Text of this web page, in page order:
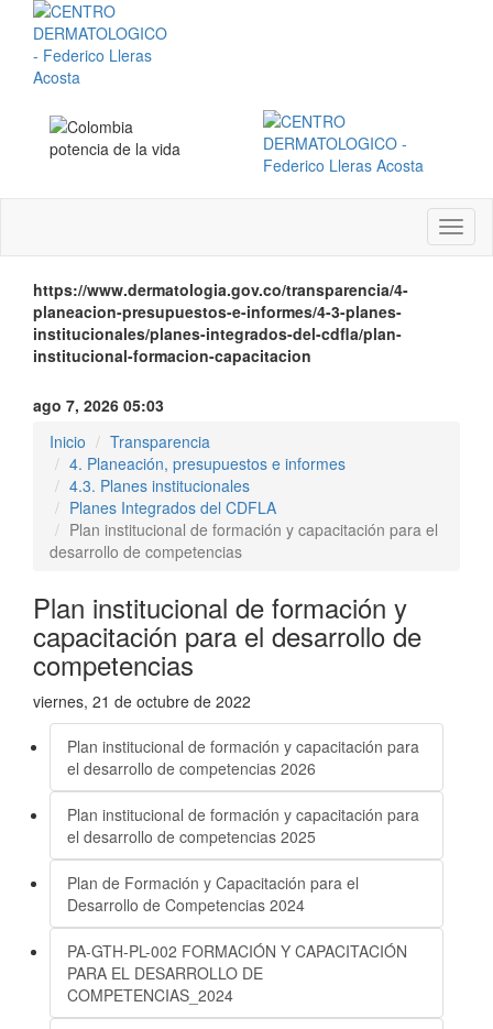
Menú
https://www.dermatologia.gov.co/transparencia/4-
planeacion-presupuestos-e-informes/4-3-planes-
institucionales/planes-integrados-del-cdfla/plan-
institucional-formacion-capacitacion
ago 7, 2026 05:03
Inicio
Transparencia
4. Planeación, presupuestos e informes
4.3. Planes institucionales
Planes Integrados del CDFLA
Plan institucional de formación y capacitación para el
desarrollo de competencias
Plan institucional de formación y
capacitación para el desarrollo de
competencias
viernes, 21 de octubre de 2022
Plan institucional de formación y capacitación para
el desarrollo de competencias 2026
Plan institucional de formación y capacitación para
el desarrollo de competencias 2025
Plan de Formación y Capacitación para el
Desarrollo de Competencias 2024
PA-GTH-PL-002 FORMACIÓN Y CAPACITACIÓN
PARA EL DESARROLLO DE
COMPETENCIAS_2024